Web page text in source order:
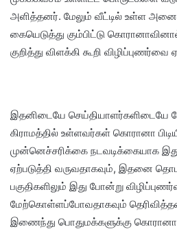
அளித்தனர். மேலும் வீட்டில் உள்ள
கையெடுத்து கும்பிட்டு
குறித்து விளக்கி கூறி விழிப்புணர்வை
இதனிடையே செய்தியாளர்களிடையே
கிராமத்தில் உள்ளவர்கள் கொரானா
முன்னெச்சரிக்கை நடவடிக்கையாக
ஏற்படுத்தி வருவதாகவும், இதனை
பகுதிகளிலும் இது போன்று
மேற்கொள்ளப்போவதாகவும்
இணைந்து பொதுமக்களுக்கு கொரானா